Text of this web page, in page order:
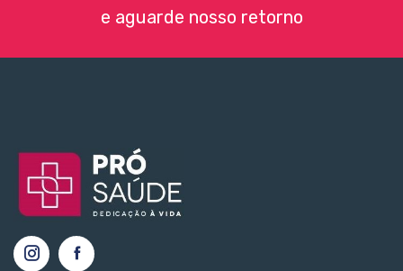
e aguarde nosso retorno